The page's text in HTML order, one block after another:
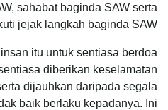
sahabat baginda SAW serta
jejak langkah baginda SAW.
itu untuk sentiasa berdoa
diberikan keselamatan
dijauhkan daripada segala
baik berlaku kepadanya. Ini